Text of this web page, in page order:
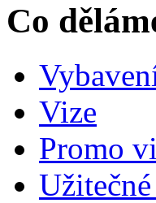
Co
Vize
Promo